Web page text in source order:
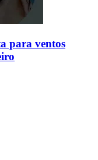
para ventos